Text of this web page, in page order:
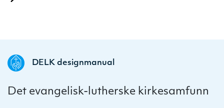
DELK designmanual
Det evangelisk-lutherske kirkesamfunn